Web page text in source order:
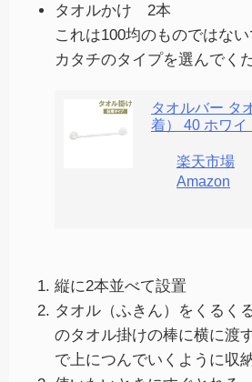
タオルかけ 2本
これは100均のものではな
カタチのタイプを選んでく
タオルバー タ
着） 40 ホワイ
楽天市場
Amazon
縦に2本並べて設置
タオル（ふきん）をくるく
のタオル掛けの棒に横に渡
で上につんでいくように収納